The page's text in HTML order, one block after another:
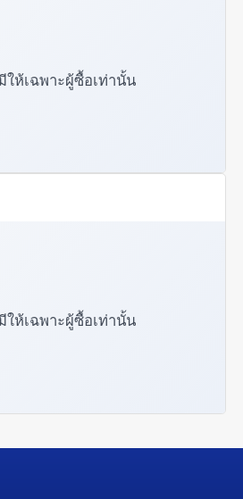
ห้เฉพาะผู้ซื้อเท่านั้น
ห้เฉพาะผู้ซื้อเท่านั้น